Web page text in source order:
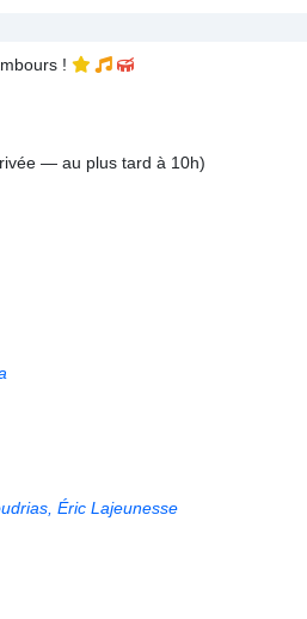
!
— au plus tard à 10h)
Éric Lajeunesse